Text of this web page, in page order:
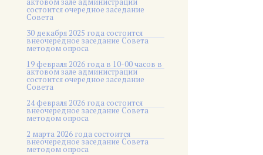
состоится очередное заседание
Совета
30 декабря 2025 года состоится
внеочередное заседание Совета
методом опроса
19 февраля 2026 года в 10-00 часов в
актовом зале администрации
состоится очередное заседание
Совета
24 февраля 2026 года состоится
внеочередное заседание Совета
методом опроса
2 марта 2026 года состоится
внеочередное заседание Совета
методом опроса